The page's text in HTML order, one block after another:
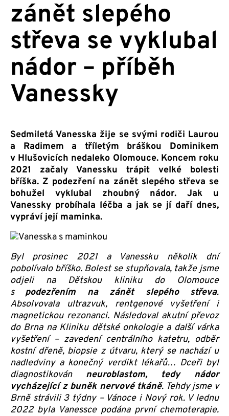
zánět slepého
střeva se vyklubal
nádor – příběh
Vanessky
Sedmiletá Vanesska žije se svými rodiči Laurou
a Radimem a tříletým bráškou Dominikem
v Hlušovicích nedaleko Olomouce. Koncem roku
2021 začaly Vanessku trápit velké bolesti
bříška. Z podezření na zánět slepého střeva se
bohužel vyklubal zhoubný nádor. Jak u
Vanessky probíhala léčba a jak se jí daří dnes,
vypráví její maminka.
Byl prosinec 2021 a Vanessku několik dní
pobolívalo bříško. Bolest se stupňovala, takže jsme
odjeli na Dětskou kliniku do Olomouce
s podezřením na zánět slepého střeva.
Absolvovala ultrazvuk, rentgenové vyšetření i
magnetickou rezonanci. Následoval akutní převoz
do Brna na Kliniku dětské onkologie a další várka
vyšetření – zavedení centrálního katetru, odběr
kostní dřeně, biopsie z útvaru, který se nachází u
nadledviny a konečný verdikt lékařů… Dceři byl
diagnostikován neuroblastom, tedy nádor
vycházející z buněk nervové tkáně. Tehdy jsme v
Brně strávili 3 týdny – Vánoce i Nový rok. V lednu
2022 byla Vanessce podána první chemoterapie.